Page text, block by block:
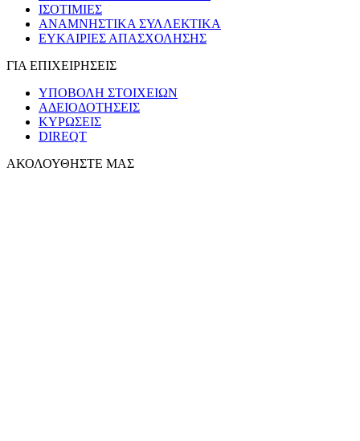
ΙΣΟΤΙΜΙΕΣ
ΑΝΑΜΝΗΣΤΙΚΑ ΣΥΛΛΕΚΤΙΚΑ
ΕΥΚΑΙΡΙΕΣ ΑΠΑΣΧΟΛΗΣΗΣ
ΓΙΑ ΕΠΙΧΕΙΡΗΣΕΙΣ
ΥΠΟΒΟΛΗ ΣΤΟΙΧΕΙΩΝ
ΑΔΕΙΟΔΟΤΗΣΕΙΣ
ΚΥΡΩΣΕΙΣ
DIREQT
ΑΚΟΛΟΥΘΗΣΤΕ ΜΑΣ